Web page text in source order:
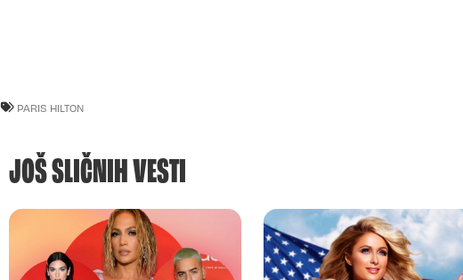
PARIS HILTON
JOŠ SLIČNIH VESTI